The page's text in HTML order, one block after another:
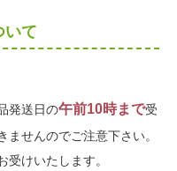
いて
発送日の午前10時まで受
せんのでご注意下さい。
受けいたします。